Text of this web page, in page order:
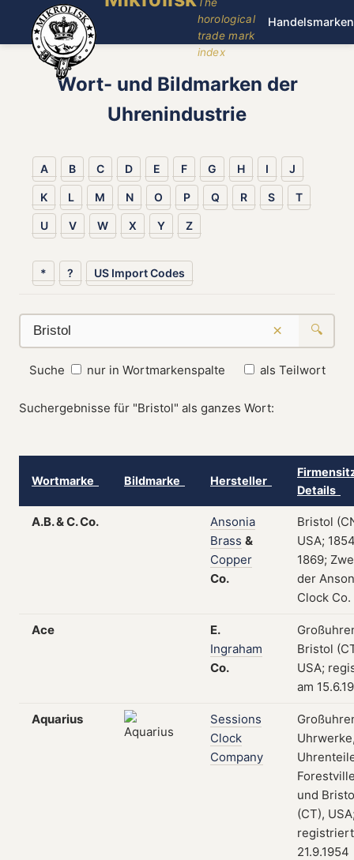
horological
trade mark
index
Handelsmarken
Wort- und Bildmarken der
Uhrenindustrie
A B C D E F G H I J
K L M N O P Q R S T
U V W X Y Z
* ? US Import Codes
× 🔍
Suche nur in Wortmarkenspalte als Teilwort
Suchergebnisse für "Bristol" als ganzes Wort:
Wortmarke Bildmarke Hersteller
Details
A.B. & C. Co.
Ansonia
Brass &
Copper
Co.
Bristol
USA;
1869;
der
Clock Co.
Ace
E.
Ingraham
Co.
Bristol
USA;
am
Aquarius
Sessions
Clock
Company
und
(CT),
21.9.1954